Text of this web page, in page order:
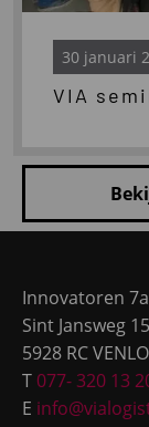
VIA
30 januari
Innovatoren 7a
Sint Jansweg 15
5928 RC VENLO
T 077- 320 13
E